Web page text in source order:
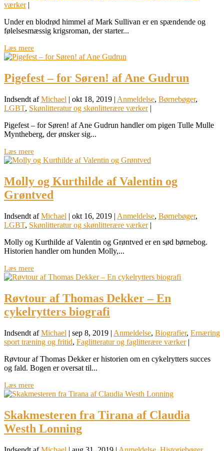
værker|
Under en blodrød himmel af Mark Sullivan er en spændende og
følelsesmæssig krigsroman, der starter...
Læs mere
Pigefest – for Søren! af Ane Gudrun
Indsendt afMichael | okt 18, 2019 | Anmeldelse, Børnebøger,
LGBT, Skønlitteratur og skønlitterære værker|
Pigefest – for Søren! af Ane Gudrun handler om pigen Tulle Mulle
Myntheberg, der ønsker sig...
Læs mere
Molly og Kurthilde af Valentin og
Grøntved
Indsendt afMichael | okt 16, 2019 | Anmeldelse, Børnebøger,
LGBT, Skønlitteratur og skønlitterære værker|
Molly og Kurthilde af Valentin og Grøntved er en sød børnebog.
Historien handler om hunden Molly,...
Læs mere
Røvtour af Thomas Dekker – En
cykelrytters biografi
Indsendt afMichael | sep 8, 2019 | Anmeldelse, Biografier, Ernæring
sport træning og fritid, Faglitteratur og faglitterære værker|
Røvtour af Thomas Dekker er historien om en cykelrytters succes
og fald. Bogen er oversat til...
Læs mere
Skakmesteren fra Tirana af Claudia
Westh Lonning